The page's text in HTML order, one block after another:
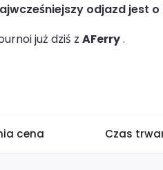
odjazd jest o
już dziś z AFerry.
cena Czas